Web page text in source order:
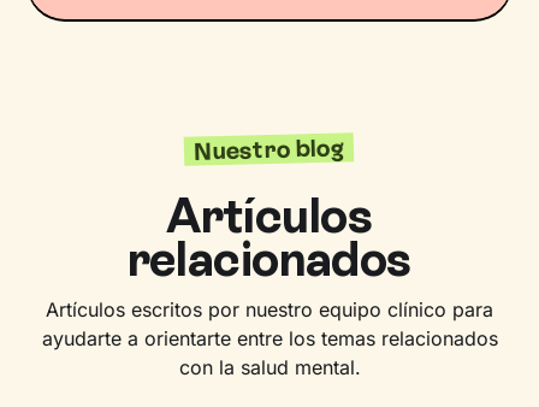
Nuestro blog
Artículos
relacionados
Artículos escritos por nuestro equipo clínico para
ayudarte a orientarte entre los temas relacionados
con la salud mental.